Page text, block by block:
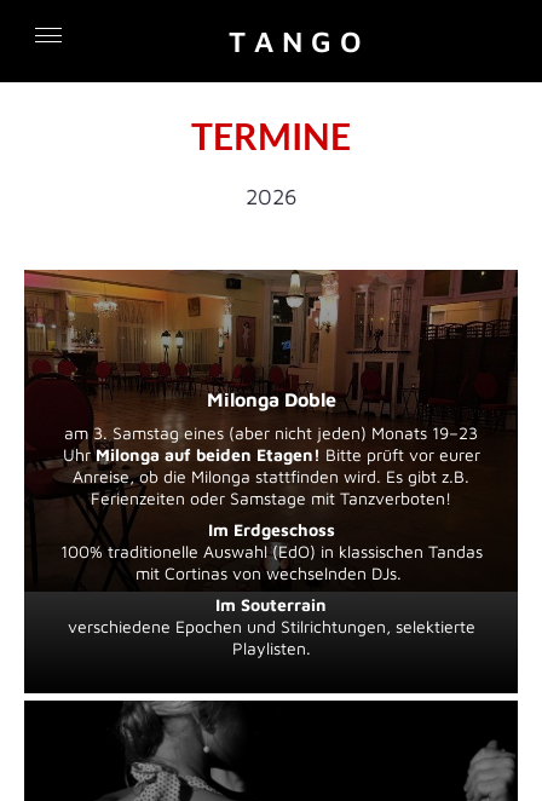
T A N G O
TERMINE
2026
Milonga Doble
am 3. Samstag eines (aber nicht jeden) Monats 19–23
UhrMilonga auf beiden Etagen! Bitte prüft vor eurer
Anreise, ob die Milonga stattfinden wird. Es gibt z.B.
Ferienzeiten oder Samstage mit Tanzverboten!
Im Erdgeschoss
100% traditionelle Auswahl (EdO) in klassischen Tandas
mit Cortinas von wechselnden DJs.
Im Souterrain
verschiedene Epochen und Stilrichtungen, selektierte
Playlisten.